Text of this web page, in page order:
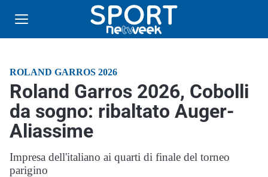
ROLAND GARROS 2026
Roland Garros 2026, Cobolli
da sogno: ribaltato Auger-
Aliassime
Impresa dell'italiano ai quarti di finale del torneo
parigino